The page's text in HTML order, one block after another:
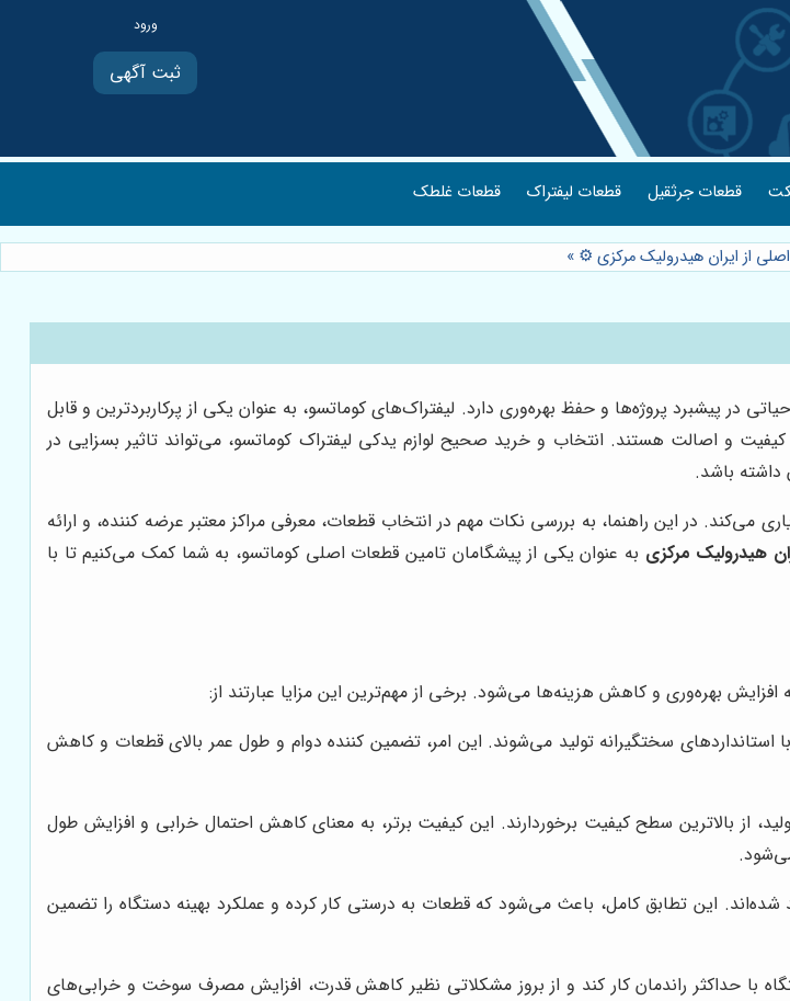
ثبت آگهی
قطعات جرثقیل قطعات لیفتراک قطعات غلطک
از ایران هیدرولیک مرکزی ⚙️ »
در پیشبرد پروژه‌ها و حفظ بهره‌وری دارد. لیفتراک‌های کوماتسو، به عنوان یکی از پرکاربردترین و قابل
و اصالت هستند. انتخاب و خرید صحیح لوازم یدکی لیفتراک کوماتسو، می‌تواند تاثیر بسزایی در
باشد.
می‌کند. در این راهنما، به بررسی نکات مهم در انتخاب قطعات، معرفی مراکز معتبر عرضه کننده، و ارائه
هیدرولیک مرکزی به عنوان یکی از پیشگامان تامین قطعات اصلی کوماتسو، به شما کمک می‌کنیم تا با
افزایش بهره‌وری و کاهش هزینه‌ها می‌شود. برخی از مهم‌ترین این مزایا عبارتند از:
استانداردهای سختگیرانه تولید می‌شوند. این امر، تضمین کننده دوام و طول عمر بالای قطعات و کاهش
از بالاترین سطح کیفیت برخوردارند. این کیفیت برتر، به معنای کاهش احتمال خرابی و افزایش طول
این تطابق کامل، باعث می‌شود که قطعات به درستی کار کرده و عملکرد بهینه دستگاه را تضمین
حداکثر راندمان کار کند و از بروز مشکلاتی نظیر کاهش قدرت، افزایش مصرف سوخت و خرابی‌های